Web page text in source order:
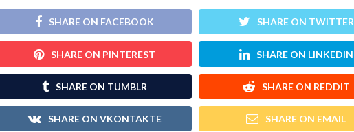
SHARE ON FACEBOOK SHARE ON TWITTER
SHARE ON PINTEREST SHARE ON LINKEDIN
SHARE ON TUMBLR SHARE ON REDDIT
SHARE ON VKONTAKTE SHARE ON EMAIL